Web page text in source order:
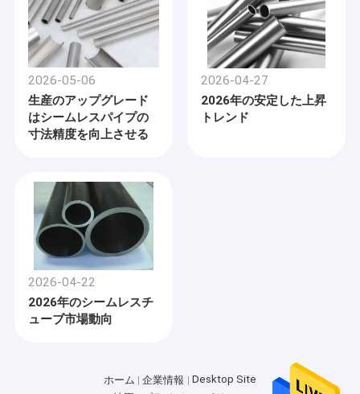
2026-05-06
生産のアップグレード
はシームレスパイプの
寸法精度を向上させる
2026-04-27
2026年の安定した上昇
トレンド
2026-04-22
2026年のシームレスチ
ューブ市場動向
ホーム 企業情報
Desktop Site